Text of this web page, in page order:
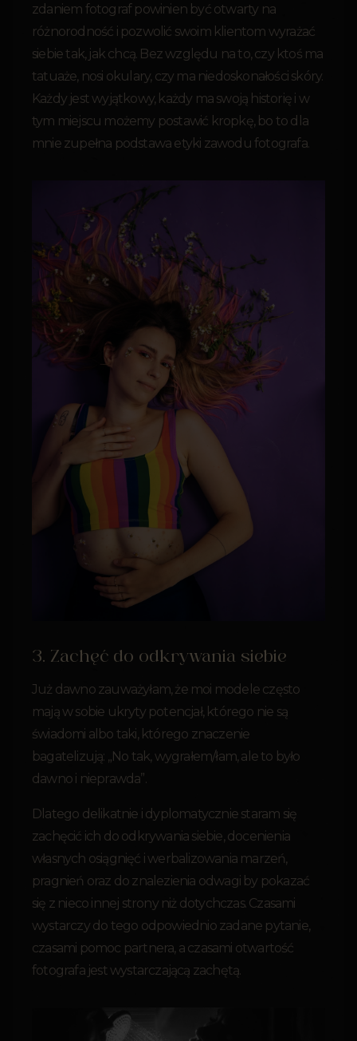
zdaniem fotograf powinien być otwarty na
różnorodność i pozwolić swoim klientom wyrażać
siebie tak, jak chcą. Bez względu na to, czy ktoś ma
tatuaże, nosi okulary, czy ma niedoskonałości skóry.
Każdy jest wyjątkowy, każdy ma swoją historię i w
tym miejscu możemy postawić kropkę, bo to dla
mnie zupełna podstawa etyki zawodu fotografa.
3. Zachęć do odkrywania siebie
Już dawno zauważyłam, że moi modele często
mają w sobie ukryty potencjał, którego nie są
świadomi albo taki, którego znaczenie
bagatelizują: „No tak, wygrałem/łam, ale to było
dawno i nieprawda”.
Dlatego delikatnie i dyplomatycznie staram się
zachęcić ich do odkrywania siebie, docenienia
własnych osiągnięć i werbalizowania marzeń,
pragnień oraz do znalezienia odwagi by pokazać
się z nieco innej strony niż dotychczas. Czasami
wystarczy do tego odpowiednio zadane pytanie,
czasami pomoc partnera, a czasami otwartość
fotografa jest wystarczającą zachętą.